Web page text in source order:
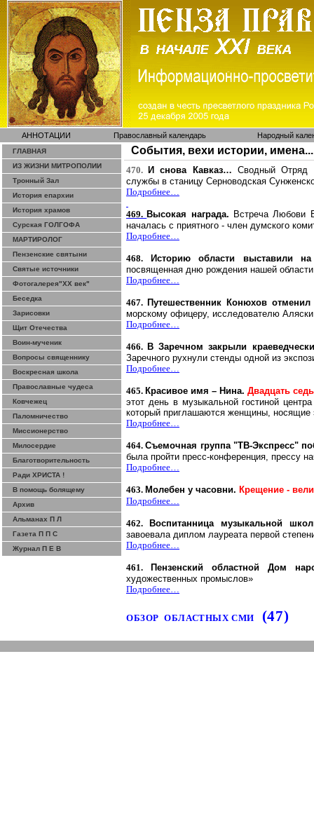
АННОТАЦИИ Православный календарь Народный
ГЛАВНАЯ
ИЗ ЖИЗНИ МИТРОПОЛИИ
Тронный Зал
История епархии
История храмов
Сурская ГОЛГОФА
МАРТИРОЛОГ
Пензенские святыни
Святые источники
Фотогалерея"ХХ век"
Беседка
Зарисовки
Щит Отечества
Воин-мученик
Вопросы священнику
Воскресная школа
Православные чудеса
Ковчежец
Паломничество
Миссионерство
Милосердие
Благотворительность
Ради ХРИСТА !
В помощь болящему
Архив
Альманах П Л
Газета П П С
Журнал П Е В
События, вехи истории, имена...
470. И снова Кавказ… Сводный Отряд
службы в станицу Серноводская
Подробнее…
469. Высокая награда. Встреча Любови
началась с приятного - член думского
Подробнее…
468.
Историю области выставили на
посвященная дню рождения нашей
Подробнее…
467. Путешественник Конюхов
морскому офицеру, исследователю
Подробнее…
466. ВЗаречном закрыли
Заречного рухнули стенды одной из
Подробнее…
465. Красивое имя – Нина. Двадцать
этот день в музыкальной гостиной
который приглашаются женщины, носящие
Подробнее…
464.Съемочная группа "ТВ-Экспресс"
была пройти пресс-конференция, прессу
Подробнее…
463. Молебен у часовни. Крещение -
Подробнее…
462.
Воспитанница музыкальной
завоевала диплом лауреата первой
Подробнее…
461.
Пензенский областной Дом
художественных промыслов»
Подробнее…
ОБЗОР ОБЛАСТНЫХ СМИ (47)